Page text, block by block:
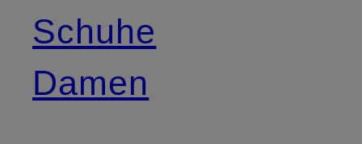
Schuhe
Damen